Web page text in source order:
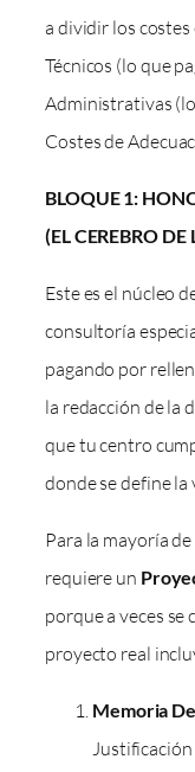
a dividir los
Técnicos (lo que
Administrativas
Costes de
BLOQUE 1:
(EL CEREBRO
Este es el núcleo
consultoría
pagando por
la redacción de la
que tu centro
donde se define la
Para la mayoría
requiere un
porque a veces
proyecto real
Memoria